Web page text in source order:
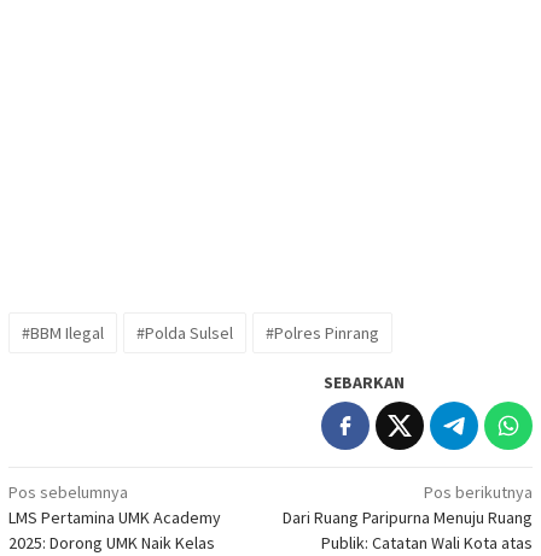
#BBM Ilegal #Polda Sulsel #Polres Pinrang
SEBARKAN
Navigasi
pos
Pos sebelumnya
LMS Pertamina UMK Academy
2025: Dorong UMK Naik Kelas
Pos berikutnya
Dari Ruang Paripurna Menuju Ruang
Publik: Catatan Wali Kota atas